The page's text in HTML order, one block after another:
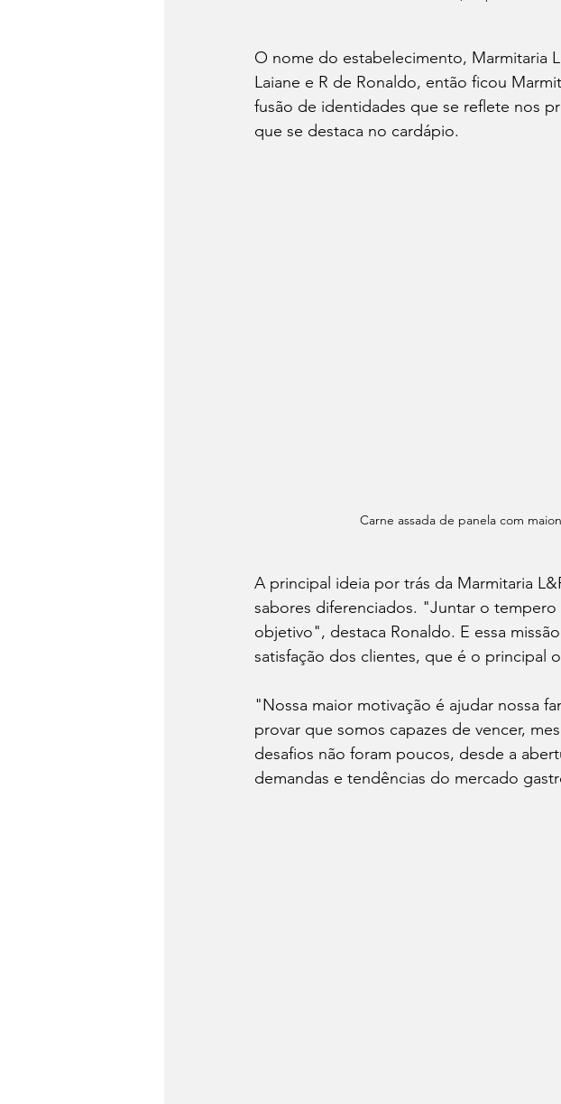
O nome do estabelecimento, Marmitaria
Laiane e R de Ronaldo, então ficou
fusão de identidades que se reflete nos
que se destaca no cardápio.
Carne assada de panela com
A principal ideia por trás da Marmitaria
sabores diferenciados. "Juntar o
objetivo", destaca Ronaldo. E essa
satisfação dos clientes, que é o principal
"Nossa maior motivação é ajudar nossa
provar que somos capazes de vencer,
desafios não foram poucos, desde a
demandas e tendências do mercado